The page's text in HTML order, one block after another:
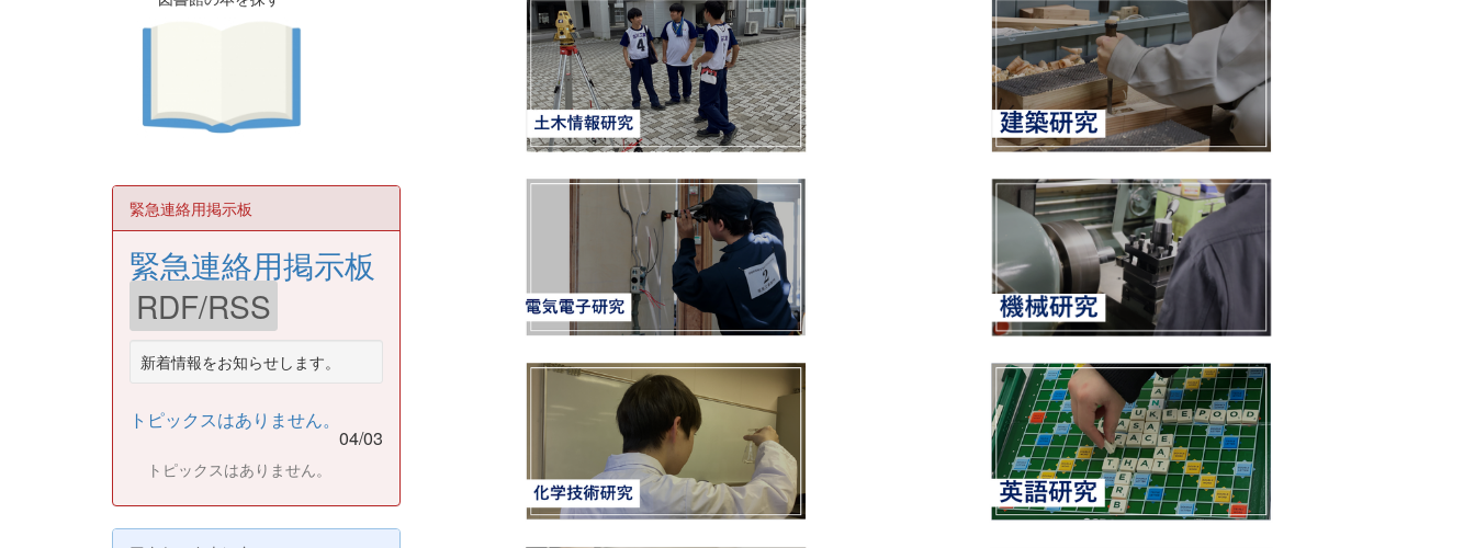
緊急連絡用掲示板
緊急連絡用掲示板
RDF/RSS
新着情報をお知らせします。
トピックスはありません。
04/03
トピックスはありません。